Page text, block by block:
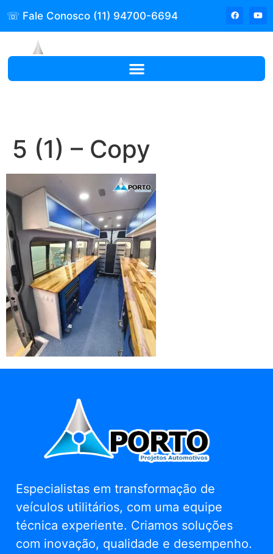
☏ Fale Conosco (11) 94700-6694
5 (1) – Copy
Especialistas em transformação de
veículos utilitários, com uma equipe
técnica experiente. Criamos soluções
com inovação, qualidade e desempenho.